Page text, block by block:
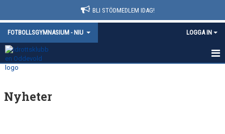
BLI STÖDMEDLEM IDAG!
FOTBOLLSGYMNASIUM - NIU LOGGA IN
HEM
NYHETER
Nyheter